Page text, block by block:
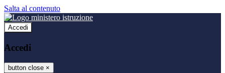
Salta al contenuto
Accedi
Accedi
button close ×